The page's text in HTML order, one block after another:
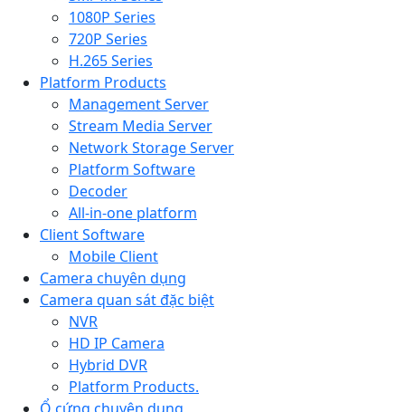
1080P Series
720P Series
H.265 Series
Platform Products
Management Server
Stream Media Server
Network Storage Server
Platform Software
Decoder
All-in-one platform
Client Software
Mobile Client
Camera chuyên dụng
Camera quan sát đặc biệt
NVR
HD IP Camera
Hybrid DVR
Platform Products.